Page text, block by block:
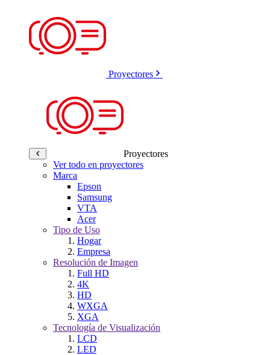
Proyectores
Proyectores
Ver todo en proyectores
Marca
Epson
Samsung
VTA
Acer
Tipo de Uso
Hogar
Empresa
Resolución de Imagen
Full HD
4K
HD
WXGA
XGA
Tecnología de Visualización
LCD
LED